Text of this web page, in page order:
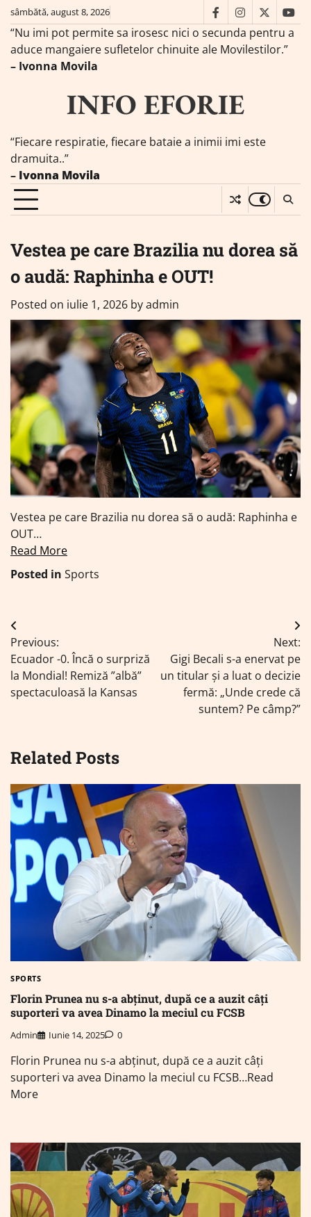
Skip
content
sâmbătă, august 8, 2026 facebookinstagram
twitter
“Nu imi pot permite sa irosesc nici o secunda pentru a
aduce mangaiere sufletelor chinuite ale Movilestilor.”
– Ivonna Movila
INFO EFORIE
“Fiecare respiratie, fiecare bataie a inimii imi este
dramuita..”
– Ivonna Movila
Vestea pe care Brazilia nu dorea să
o audă: Raphinha e OUT!
Posted on iulie 1, 2026 byadmin
Vestea pe care Brazilia nu dorea să o audă: Raphinha e
OUT…
Read More
Posted in Sports
Navigare
în
articole
Previous:
Ecuador -0. Încă o surpriză
la Mondial! Remiză ”albă”
spectaculoasă la Kansas
Next:
Gigi Becali s-a enervat pe
un titular și a luat o decizie
fermă: „Unde crede că
suntem? Pe câmp?”
Related Posts
SPORTS
Florin Prunea nu s-a abținut, după ce a auzit câți
suporteri va avea Dinamo la meciul cu FCSB
Admin Iunie 14, 2025 0
Florin Prunea nu s-a abținut, după ce a auzit câți
suporteri va avea Dinamo la meciul cu FCSB…Read
More